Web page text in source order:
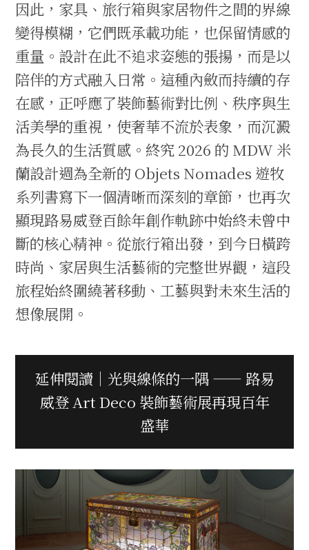
因此，家具、旅行箱與家居物件之間的界線
變得模糊，它們既承載功能，也保留情感的
重量。設計在此不追求姿態的張揚，而是以
陪伴的方式融入日常。這種內斂而持續的存
在感，正呼應了裝飾藝術對比例、秩序與生
活美學的重視，使奢華不流於表象，而沉澱
為長久的生活質感。終究 2026 的 MDW 米
蘭設計週為全新的 Objets Nomades 遊牧
系列書寫下一個清晰而深刻的章節，也再次
顯現路易威登百餘年創作軌跡中始終未曾中
斷的核心精神。從旅行箱出發，到今日橫跨
時尚、家居與生活藝術的完整世界觀，這段
旅程始終圍繞著移動、工藝與對未來生活的
想像展開。
延伸閱讀｜光與線條的一隅 —— 路易
威登 Art Deco 裝飾藝術展再現百年
盛華